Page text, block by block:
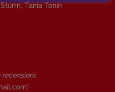
, Tania Tonin
: